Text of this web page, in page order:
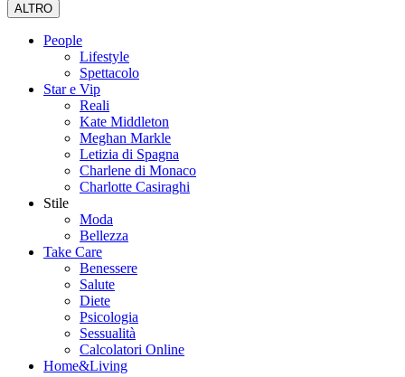
ALTRO
People
Lifestyle
Spettacolo
Star e Vip
Reali
Kate Middleton
Meghan Markle
Letizia di Spagna
Charlene di Monaco
Charlotte Casiraghi
Stile
Moda
Bellezza
Take Care
Benessere
Salute
Diete
Psicologia
Sessualità
Calcolatori Online
Home&Living